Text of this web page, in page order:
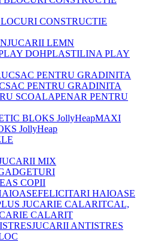
CONSTRUCTIE
JUCARII LEMN
PLASTILINA PLAY
PENTRU GRADINITA
PENAR PENTRU
MAXI
JollyHeap
MIX
COPII
FELICITARI HAIOASE
CAL,
CALARIT
JUCARII ANTISTRES